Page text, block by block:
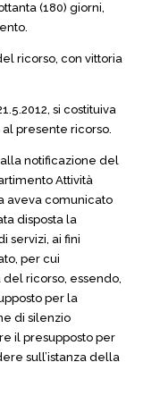
(180) giorni,
ricorso, con vittoria
si costituiva
presente ricorso.
notificazione del
Attività
aveva comunicato
disposta la
servizi, ai fini
per cui
ricorso, essendo,
per la
di silenzio
il presupposto per
sull’istanza della